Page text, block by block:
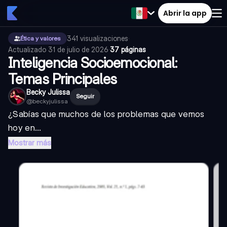
Abrir la app
Ética y valores 341 visualizaciones·
Actualizado 31 de julio de 2026·37 páginas
Inteligencia Socioemocional:
Temas Principales
Becky Julissa
@beckyjulissa
Seguir
¿Sabías que muchos de los problemas que vemos
hoy en...
Mostrar más